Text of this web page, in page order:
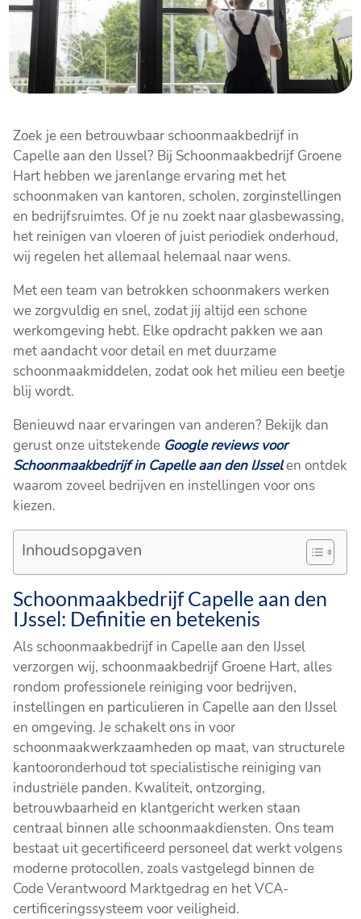
Zoek je een betrouwbaar schoonmaakbedrijf in
Capelle aan den IJssel? Bij Schoonmaakbedrijf Groene
Hart hebben we jarenlange ervaring met het
schoonmaken van kantoren, scholen, zorginstellingen
en bedrijfsruimtes. Of je nu zoekt naar glasbewassing,
het reinigen van vloeren of juist periodiek onderhoud,
wij regelen het allemaal helemaal naar wens.
Met een team van betrokken schoonmakers werken
we zorgvuldig en snel, zodat jij altijd een schone
werkomgeving hebt. Elke opdracht pakken we aan
met aandacht voor detail en met duurzame
schoonmaakmiddelen, zodat ook het milieu een beetje
blij wordt.
Benieuwd naar ervaringen van anderen? Bekijk dan
gerust onze uitstekende Google reviews voor
Schoonmaakbedrijf in Capelle aan den IJsselen ontdek
waarom zoveel bedrijven en instellingen voor ons
kiezen.
Inhoudsopgaven
Schoonmaakbedrijf Capelle aan den
IJssel: Definitie en betekenis
Als schoonmaakbedrijf in Capelle aan den IJssel
verzorgen wij, schoonmaakbedrijf Groene Hart, alles
rondom professionele reiniging voor bedrijven,
instellingen en particulieren in Capelle aan den IJssel
en omgeving. Je schakelt ons in voor
schoonmaakwerkzaamheden op maat, van structurele
kantooronderhoud tot specialistische reiniging van
industriële panden. Kwaliteit, ontzorging,
betrouwbaarheid en klantgericht werken staan
centraal binnen alle schoonmaakdiensten. Ons team
bestaat uit gecertificeerd personeel dat werkt volgens
moderne protocollen, zoals vastgelegd binnen de
Code Verantwoord Marktgedrag en het VCA-
certificeringssysteem voor veiligheid.